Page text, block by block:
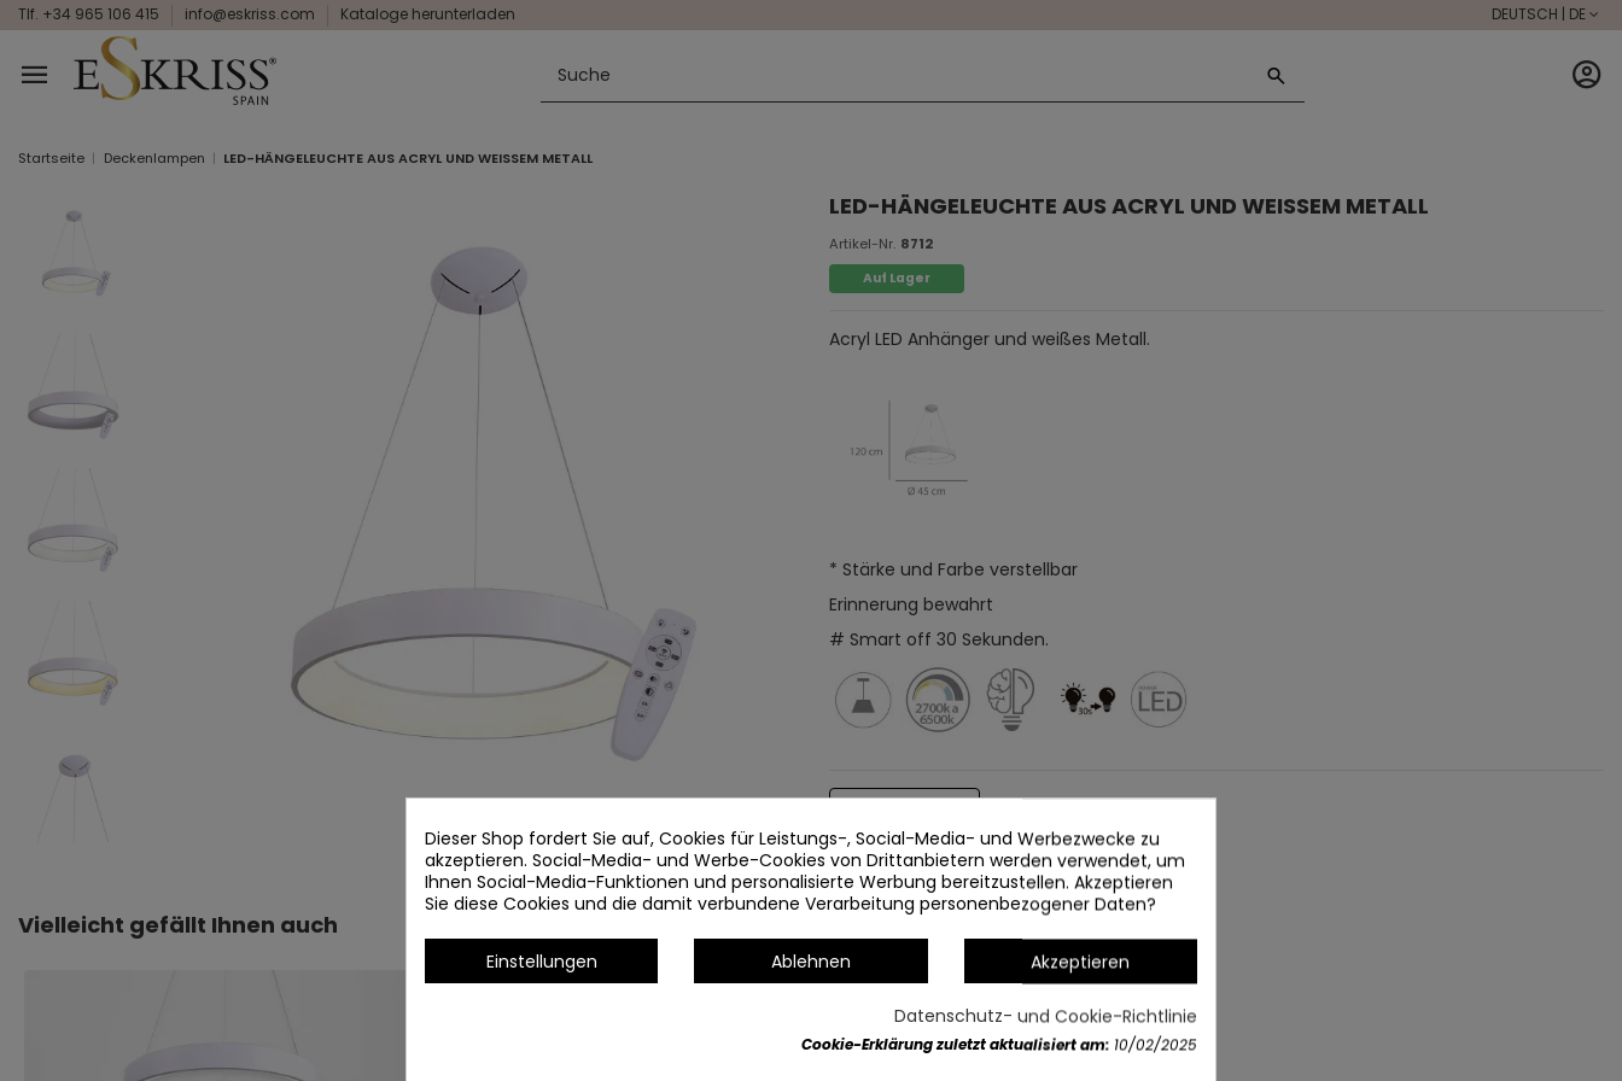
Tlf. +34 965 106 415 info@eskriss.com Kataloge herunterladen DEUTSCH | DE
Startseite Deckenlampen LED-HÄNGELEUCHTE AUS ACRYL UND WEISSEM METALL
LED-HÄNGELEUCHTE AUS ACRYL UND WEISSEM METALL
Artikel-Nr. 8712
Auf Lager
Acryl LED Anhänger und weißes Metall.
* Stärke und Farbe verstellbar
Erinnerung bewahrt
# Smart off 30 Sekunden.
Vielleicht gefällt Ihnen auch
Dieser Shop fordert Sie auf, Cookies für Leistungs-, Social-Media- und Werbezwecke zu
akzeptieren. Social-Media- und Werbe-Cookies von Drittanbietern werden verwendet, um
Ihnen Social-Media-Funktionen und personalisierte Werbung bereitzustellen. Akzeptieren
Sie diese Cookies und die damit verbundene Verarbeitung personenbezogener Daten?
Einstellungen Ablehnen Akzeptieren
Datenschutz- und Cookie-Richtlinie
Cookie-Erklärung zuletzt aktualisiert am: 10/02/2025